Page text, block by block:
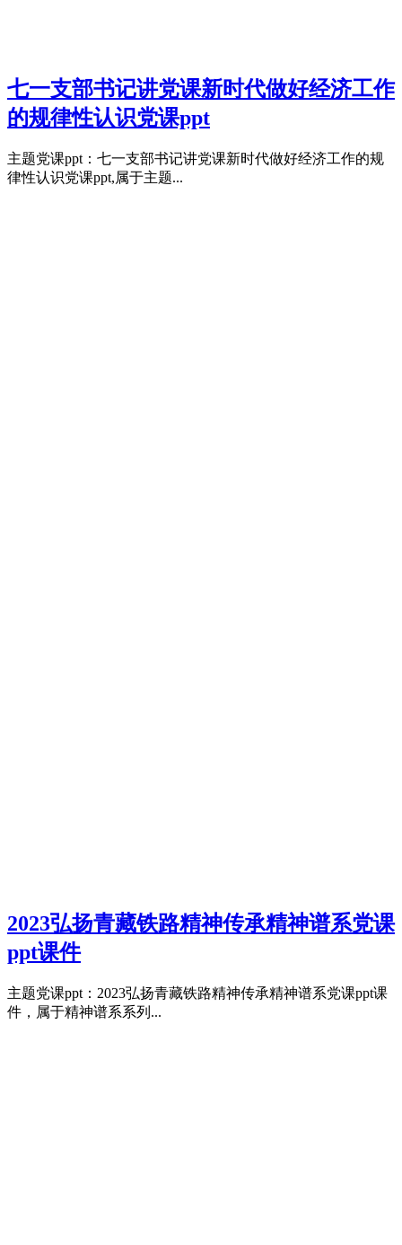
七一支部书记讲党课新时代做好经济工作
的规律性认识党课ppt
主题党课ppt：七一支部书记讲党课新时代做好经济工作的规
律性认识党课ppt,属于主题...
2023弘扬青藏铁路精神传承精神谱系党课
ppt课件
主题党课ppt：2023弘扬青藏铁路精神传承精神谱系党课ppt课
件，属于精神谱系系列...